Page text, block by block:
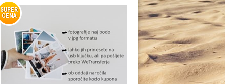
SUPER
CENA